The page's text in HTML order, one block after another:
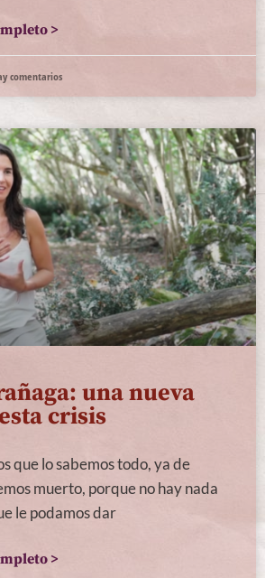
>
comentarios
una nueva
crisis
que lo sabemos todo, ya de
muerto, porque no hay nada
le podamos dar
>